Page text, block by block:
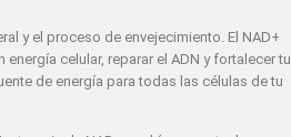
y el proceso de envejecimiento. El NAD+
celular, reparar el ADN y fortalecer tu
de energía para todas las células de tu